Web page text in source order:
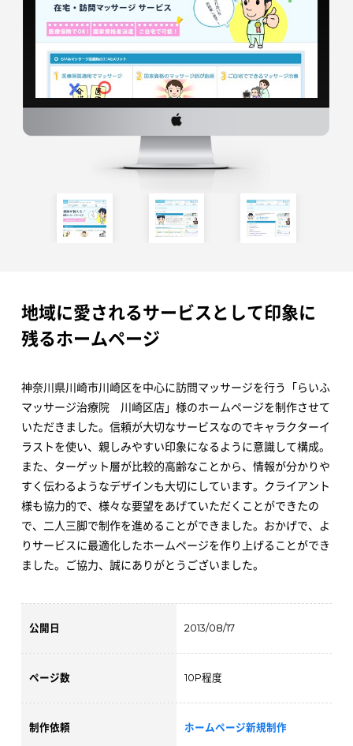
地域に愛されるサービスとして印象に
残るホームページ
神奈川県川崎市川崎区を中心に訪問マッサージを行う「らいふ
マッサージ治療院 川崎区店」様のホームページを制作させて
いただきました。信頼が大切なサービスなのでキャラクターイ
ラストを使い、親しみやすい印象になるように意識して構成。
また、ターゲット層が比較的高齢なことから、情報が分かりや
すく伝わるようなデザインも大切にしています。クライアント
様も協力的で、様々な要望をあげていただくことができたの
で、二人三脚で制作を進めることができました。おかげで、よ
りサービスに最適化したホームページを作り上げることができ
ました。ご協力、誠にありがとうございました。
公開日 2013/08/17
ページ数 10P程度
制作依頼 ホームページ新規制作